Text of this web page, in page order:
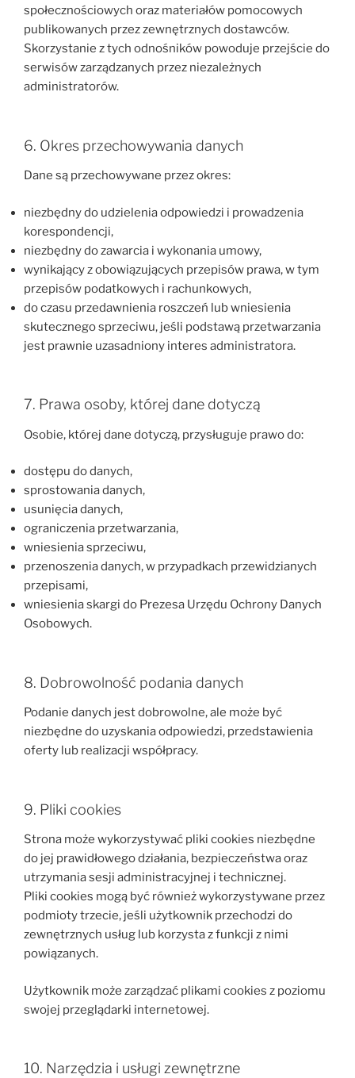
społecznościowych oraz materiałów pomocowych
publikowanych przez zewnętrznych dostawców.
Skorzystanie z tych odnośników powoduje przejście do
serwisów zarządzanych przez niezależnych
administratorów.
6. Okres przechowywania danych
Dane są przechowywane przez okres:
niezbędny do udzielenia odpowiedzi i prowadzenia
korespondencji,
niezbędny do zawarcia i wykonania umowy,
wynikający z obowiązujących przepisów prawa, w tym
przepisów podatkowych i rachunkowych,
do czasu przedawnienia roszczeń lub wniesienia
skutecznego sprzeciwu, jeśli podstawą przetwarzania
jest prawnie uzasadniony interes administratora.
7. Prawa osoby, której dane dotyczą
Osobie, której dane dotyczą, przysługuje prawo do:
dostępu do danych,
sprostowania danych,
usunięcia danych,
ograniczenia przetwarzania,
wniesienia sprzeciwu,
przenoszenia danych, w przypadkach przewidzianych
przepisami,
wniesienia skargi do Prezesa Urzędu Ochrony Danych
Osobowych.
8. Dobrowolność podania danych
Podanie danych jest dobrowolne, ale może być
niezbędne do uzyskania odpowiedzi, przedstawienia
oferty lub realizacji współpracy.
9. Pliki cookies
Strona może wykorzystywać pliki cookies niezbędne
do jej prawidłowego działania, bezpieczeństwa oraz
utrzymania sesji administracyjnej i technicznej.
Pliki cookies mogą być również wykorzystywane przez
podmioty trzecie, jeśli użytkownik przechodzi do
zewnętrznych usług lub korzysta z funkcji z nimi
powiązanych.
Użytkownik może zarządzać plikami cookies z poziomu
swojej przeglądarki internetowej.
10. Narzędzia i usługi zewnętrzne